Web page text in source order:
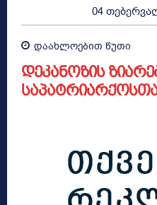
04
დაახლოებით წუთი
დეკანოზის